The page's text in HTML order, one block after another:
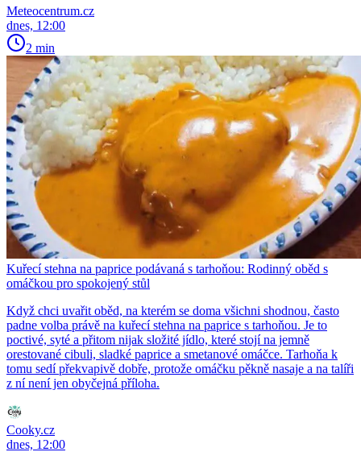
Meteocentrum.cz
dnes, 12:00
2 min
Kuřecí stehna na paprice podávaná s tarhoňou: Rodinný oběd s
omáčkou pro spokojený stůl
Když chci uvařit oběd, na kterém se doma všichni shodnou, často
padne volba právě na kuřecí stehna na paprice s tarhoňou. Je to
poctivé, syté a přitom nijak složité jídlo, které stojí na jemně
orestované cibuli, sladké paprice a smetanové omáčce. Tarhoňa k
tomu sedí překvapivě dobře, protože omáčku pěkně nasaje a na talíři
z ní není jen obyčejná příloha.
Cooky.cz
dnes, 12:00